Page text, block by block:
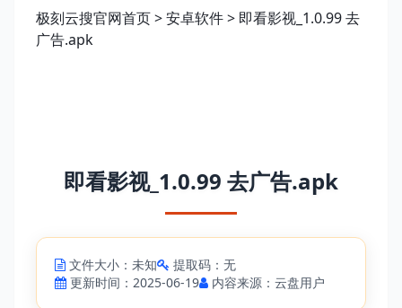
极刻云搜官网首页>安卓软件> 即看影视_1.0.99 去
广告.apk
即看影视_1.0.99 去广告.apk
文件大小：未知
提取码：无
更新时间：2025-06-19
内容来源：云盘用户